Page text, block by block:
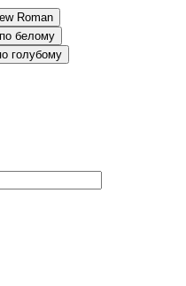
Roman
белому
голубому